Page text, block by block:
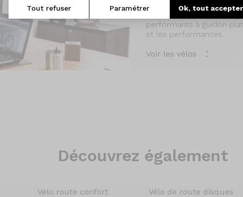
Tout refuser Paramétrer Ok, tout accepter
Un guidon droit, ou
une pratique fitness.
performants à guidon
et les performances.
Voir les vélos
Découvrez également
Vélo route confort Vélo de route disques